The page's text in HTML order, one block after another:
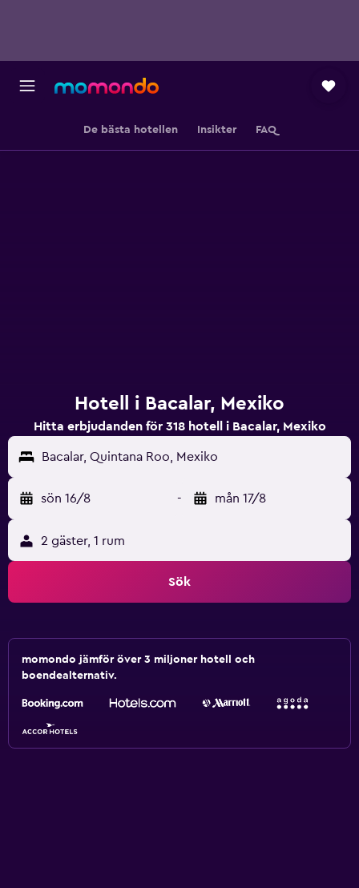
De bästa hotellen Insikter FAQ
Hotell i Bacalar, Mexiko
Hitta erbjudanden för 318 hotell i Bacalar, Mexiko
Bacalar, Quintana Roo, Mexiko
sön 16/8 - mån 17/8
2 gäster, 1 rum
Sök
momondo jämför över 3 miljoner hotell och
boendealternativ.